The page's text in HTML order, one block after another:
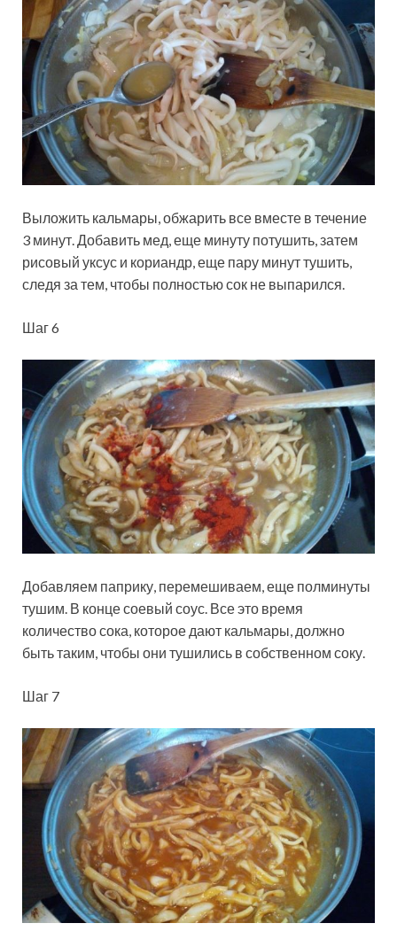
Выложить кальмары, обжарить все вместе в течение
3 минут. Добавить мед, еще минуту потушить, затем
рисовый уксус и кориандр, еще пару минут тушить,
следя за тем, чтобы полностью сок не выпарился.
Шаг 6
Добавляем паприку, перемешиваем, еще полминуты
тушим. В конце соевый соус. Все это время
количество сока, которое дают кальмары, должно
быть таким, чтобы они тушились в собственном соку.
Шаг 7